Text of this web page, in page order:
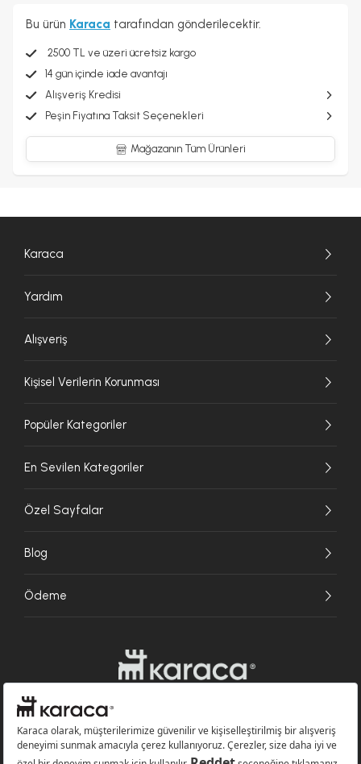
Bu ürün Karaca tarafından gönderilecektir.
2500 TL ve üzeri ücretsiz kargo
14 gün içinde iade avantajı
Alışveriş Kredisi
Peşin Fiyatına Taksit Seçenekleri
Mağazanın Tüm Ürünleri
Karaca
Yardım
Alışveriş
Kişisel Verilerin Korunması
Popüler Kategoriler
En Sevilen Kategoriler
Özel Sayfalar
Blog
Ödeme